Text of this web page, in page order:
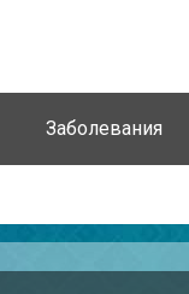
Заболевания